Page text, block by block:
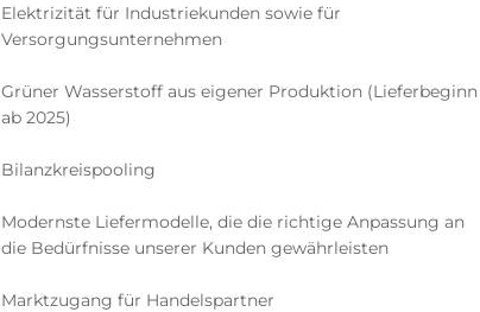
Elektrizität für Industriekunden sowie für
Versorgungsunternehmen
Grüner Wasserstoff aus eigener Produktion (Lieferbeginn
ab 2025)
Bilanzkreispooling
Modernste Liefermodelle, die die richtige Anpassung an
die Bedürfnisse unserer Kunden gewährleisten
Marktzugang für Handelspartner